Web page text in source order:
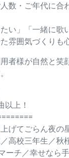
数・ご年代に合
い」「一緒に
雰囲気づくりも
者様が自然と
上！
げてごらん夜の
高校三年生／秋
ーチ／幸せなら